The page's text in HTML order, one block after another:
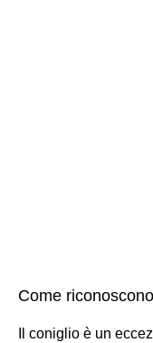
Come
Il coniglio è un